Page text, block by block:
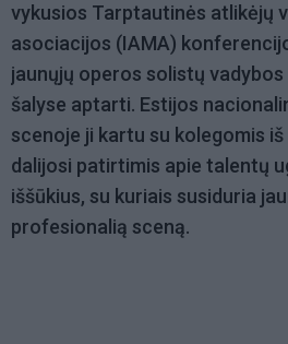
vykusios Tarptautinės atlikėjų
asociacijos (IAMA)
jaunųjų operos solistų
šalyse aptarti. Estijos
scenoje ji kartu su kolegomis
dalijosi patirtimis apie talentų
iššūkius, su kuriais susiduria
profesionalią sceną.